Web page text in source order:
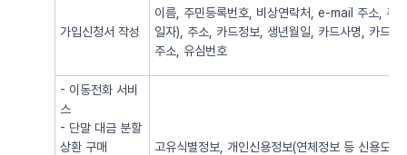
가입신청서 작성
이름, 주민등록번호, 비상연락처, e-mail 주소, 주
일자), 주소, 카드정보, 생년월일, 카드사명, 카드
주소, 유심번호
- 이동전화 서비
스
- 단말 대금 분할
상환 구매
고유식별정보, 개인신용정보(연체정보 등 신용도